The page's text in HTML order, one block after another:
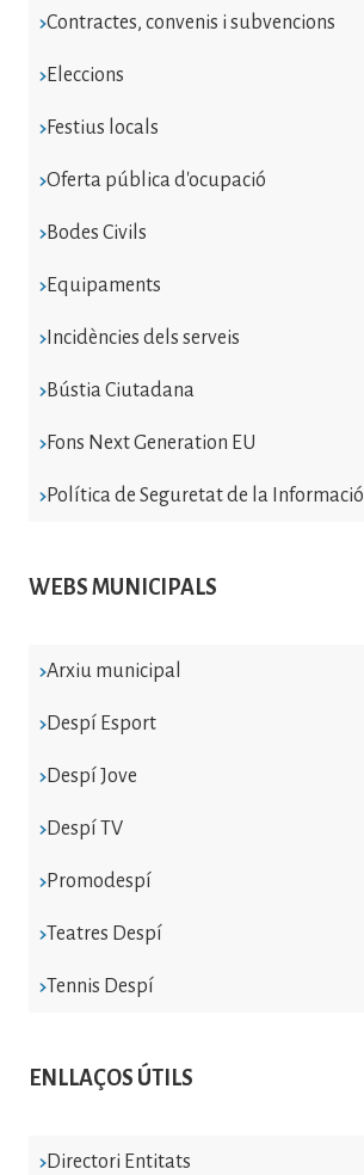
Contractes, convenis i subvencions
Eleccions
Festius locals
Oferta pública d'ocupació
Bodes Civils
Equipaments
Incidències dels serveis
Bústia Ciutadana
Fons Next Generation EU
Política de Seguretat de la Informació
WEBS MUNICIPALS
Arxiu municipal
Despí Esport
Despí Jove
Despí TV
Promodespí
Teatres Despí
Tennis Despí
ENLLAÇOS ÚTILS
Directori Entitats